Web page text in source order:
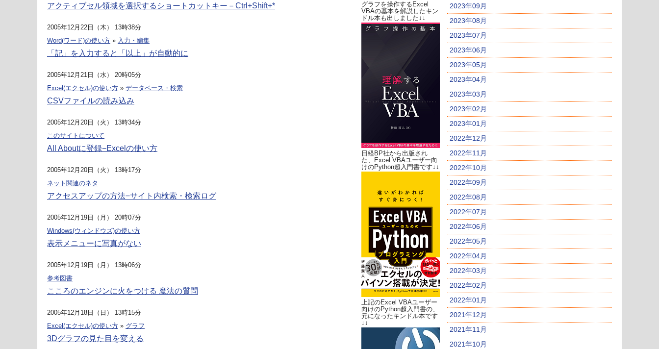
アクティブセル領域を選択するショートカットキー－Ctrl+Shift+*
2005年12月22日（木） 13時38分
Word(ワード)の使い方 » 入力・編集
「記」を入力すると「以上」が自動的に
2005年12月21日（水） 20時05分
Excel(エクセル)の使い方 » データベース・検索
CSVファイルの読み込み
2005年12月20日（火） 13時34分
このサイトについて
All Aboutに登録−Excelの使い方
2005年12月20日（火） 13時17分
ネット関連のネタ
アクセスアップの方法−サイト内検索・検索ログ
2005年12月19日（月） 20時07分
Windows(ウィンドウズ)の使い方
表示メニューに写真がない
2005年12月19日（月） 13時06分
参考図書
こころのエンジンに火をつける 魔法の質問
2005年12月18日（日） 13時15分
Excel(エクセル)の使い方 » グラフ
3Dグラフの見た目を変える
グラフを操作するExcel
VBAの基本を解説したキン
ドル本も出しました↓↓
日経BP社から出版され
た、Excel VBAユーザー向
けのPython超入門書です↓↓
上記のExcel VBAユーザー
向けのPython超入門書の、
元になったキンドル本です
↓↓
2023年09月
2023年08月
2023年07月
2023年06月
2023年05月
2023年04月
2023年03月
2023年02月
2023年01月
2022年12月
2022年11月
2022年10月
2022年09月
2022年08月
2022年07月
2022年06月
2022年05月
2022年04月
2022年03月
2022年02月
2022年01月
2021年12月
2021年11月
2021年10月